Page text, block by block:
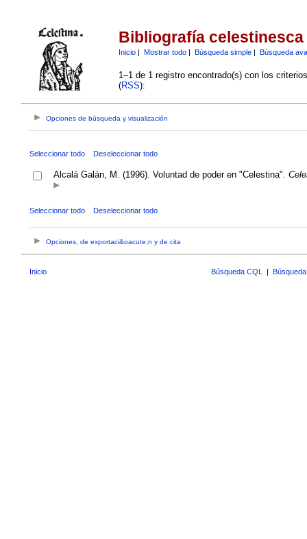
Bibliografía celestinesca
Inicio| Mostrar todo| Búsqueda simple| Búsqueda
1–1 de 1 registro encontrado(s) con los
(RSS):
Opciones de búsqueda y visualización
Seleccionar todo Deseleccionar todo
Alcalá Galán, M. (1996). Voluntad de poder en "Celestina".
Seleccionar todo Deseleccionar todo
Opciones, de exportaci&oacute;n y de cita
Inicio Búsqueda CQL |